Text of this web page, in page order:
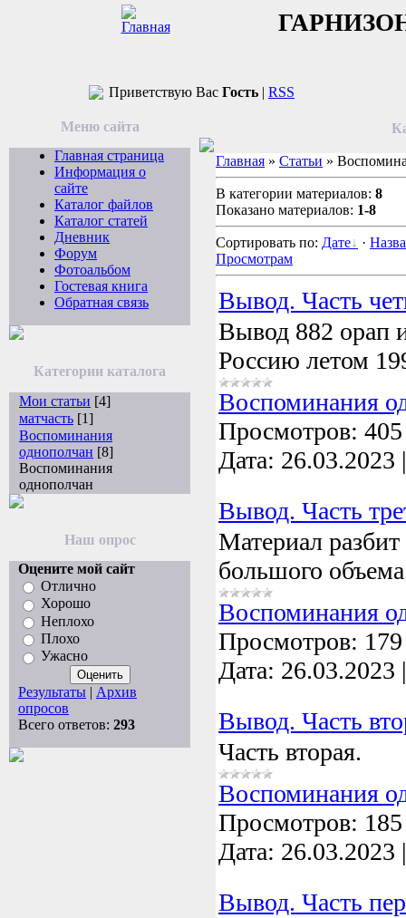
Приветствую Вас Гость | RSS
Меню сайта
Главная страница
Информация о
сайте
Каталог файлов
Каталог статей
Дневник
Форум
Фотоальбом
Гостевая книга
Обратная связь
Категории каталога
Мои статьи [4]
матчасть [1]
Воспоминания
однополчан [8]
Воспоминания
однополчан
Наш опрос
Оцените мой сайт
Отлично
Хорошо
Неплохо
Плохо
Ужасно
Результаты | Архив
опросов
Всего ответов: 293
Главная » Статьи »
В категории материалов: 8
Показано материалов: 1-8
Сортировать по: Дате ·
Просмотрам
Вывод. Часть
Вывод 882 орап
Россию летом
Воспоминания
Просмотров: 405
Дата: 26.03.2023
Вывод. Часть
Материал
большого
Воспоминания
Просмотров: 179
Дата: 26.03.2023
Вывод. Часть
Часть вторая.
Воспоминания
Просмотров: 185
Дата: 26.03.2023
Вывод. Часть